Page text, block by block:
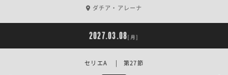
ダチア・アレーナ
2027.03.08[月]
セリエA | 第27節